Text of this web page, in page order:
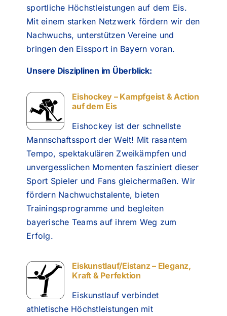
sportliche Höchstleistungen auf dem Eis.
Mit einem starken Netzwerk fördern wir den
Nachwuchs, unterstützen Vereine und
bringen den Eissport in Bayern voran.
Unsere Disziplinen im Überblick:
Eishockey – Kampfgeist & Action
auf dem Eis
Eishockey ist der schnellste
Mannschaftssport der Welt! Mit rasantem
Tempo, spektakulären Zweikämpfen und
unvergesslichen Momenten fasziniert dieser
Sport Spieler und Fans gleichermaßen. Wir
fördern Nachwuchstalente, bieten
Trainingsprogramme und begleiten
bayerische Teams auf ihrem Weg zum
Erfolg.
Eiskunstlauf/Eistanz – Eleganz,
Kraft & Perfektion
Eiskunstlauf verbindet
athletische Höchstleistungen mit